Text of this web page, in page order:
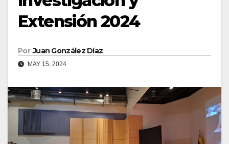
Extensión 2024
Por Juan González Díaz
MAY 15, 2024